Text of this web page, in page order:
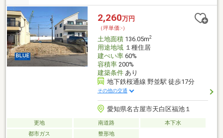
2,260万円
（坪単価:-）
土地面積136.05m2
用途地域１種住居
建ぺい率60%
容積率200%
建築条件あり
地下鉄桜通線 野並駅 徒歩17分
その他の交通
愛知県名古屋市天白区福池１
更地 南道路
本下水
都市ガス
整形地